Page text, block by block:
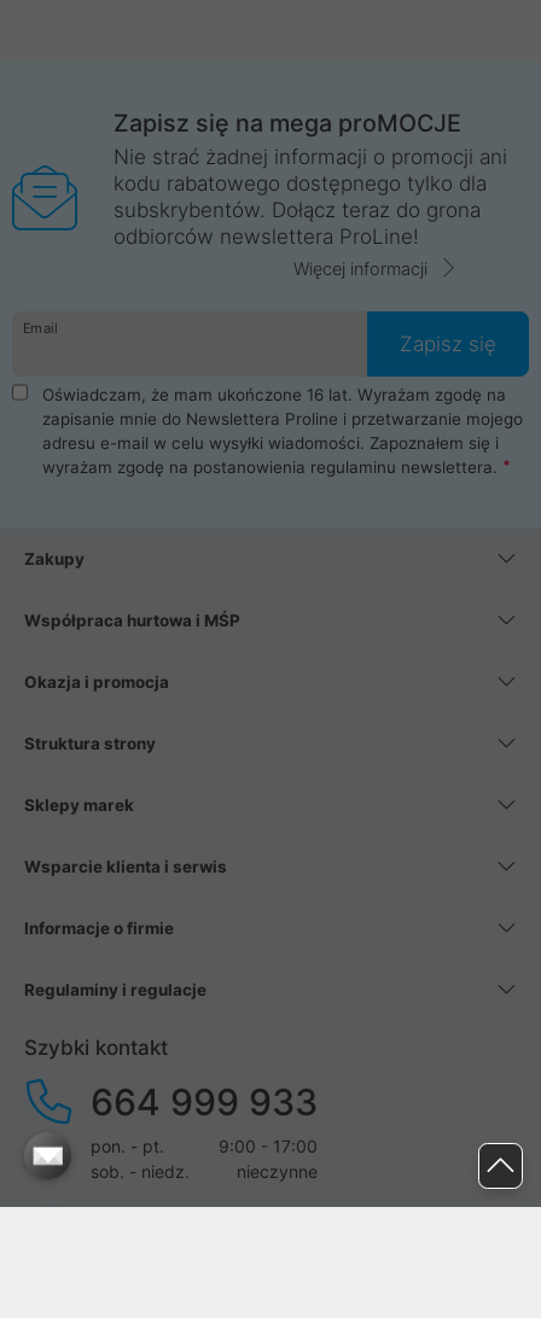
Zapisz się na mega proMOCJE
Nie strać żadnej informacji o promocji ani
kodu rabatowego dostępnego tylko dla
subskrybentów. Dołącz teraz do grona
odbiorców newslettera ProLine!
Więcej informacji
Email
Zapisz się
Oświadczam, że mam ukończone 16 lat. Wyrażam zgodę na
zapisanie mnie do Newslettera Proline i przetwarzanie mojego
adresu e-mail w celu wysyłki wiadomości. Zapoznałem się i
wyrażam zgodę na postanowienia regulaminu newslettera.
Zakupy
Współpraca hurtowa i MŚP
Okazja i promocja
Struktura strony
Sklepy marek
Wsparcie klienta i serwis
Informacje o firmie
Regulaminy i regulacje
Szybki kontakt
664 999 933
pon. - pt.
9:00 - 17:00
sob. - niedz.
nieczynne